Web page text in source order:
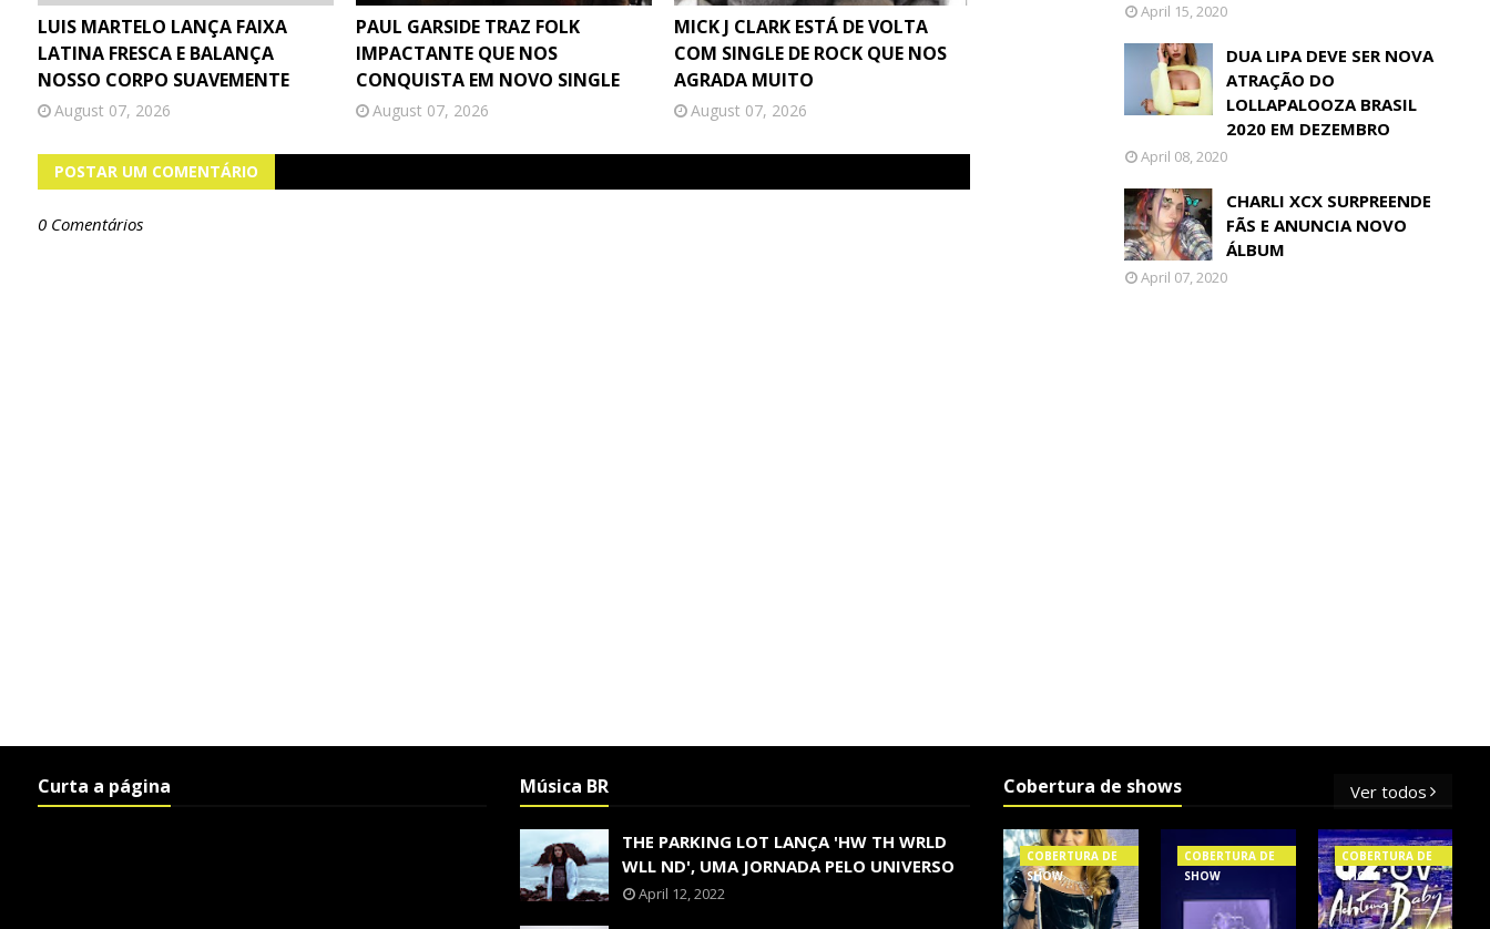
LUIS MARTELO LANÇA FAIXA
LATINA FRESCA E BALANÇA
NOSSO CORPO SUAVEMENTE
August 07, 2026
PAUL GARSIDE TRAZ FOLK
IMPACTANTE QUE NOS
CONQUISTA EM NOVO SINGLE
August 07, 2026
MICK J CLARK ESTÁ DE VOLTA
COM SINGLE DE ROCK QUE NOS
AGRADA MUITO
August 07, 2026
POSTAR UM COMENTÁRIO
0 Comentários
April 15, 2020
DUA LIPA DEVE SER NOVA
ATRAÇÃO DO
LOLLAPALOOZA BRASIL
2020 EM DEZEMBRO
April 08, 2020
CHARLI XCX SURPREENDE
FÃS E ANUNCIA NOVO
ÁLBUM
April 07, 2020
Curta a página Música BR
THE PARKING LOT LANÇA 'HW TH WRLD
WLL ND', UMA JORNADA PELO UNIVERSO
April 12, 2022
Cobertura de shows Ver todos
COBERTURA DE
SHOW
COBERTURA DE
SHOW
COBERTURA DE
SHOW